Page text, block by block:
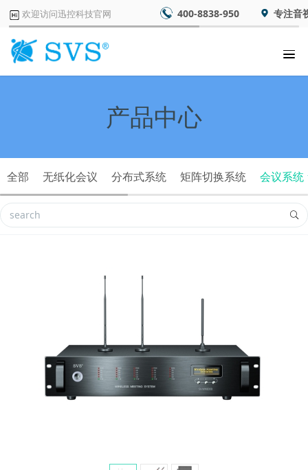
欢迎访问迅控科技官网 400-8838-950 专注音
产品中心
全部 无纸化会议 分布式系统 矩阵切换系统 会议系统